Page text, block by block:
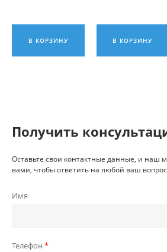
В КОРЗИНУ В КОРЗИНУ
Получить
Оставьте свои контактные данные, и наш
вами, чтобы ответить на любой ваш
Имя
Телефон